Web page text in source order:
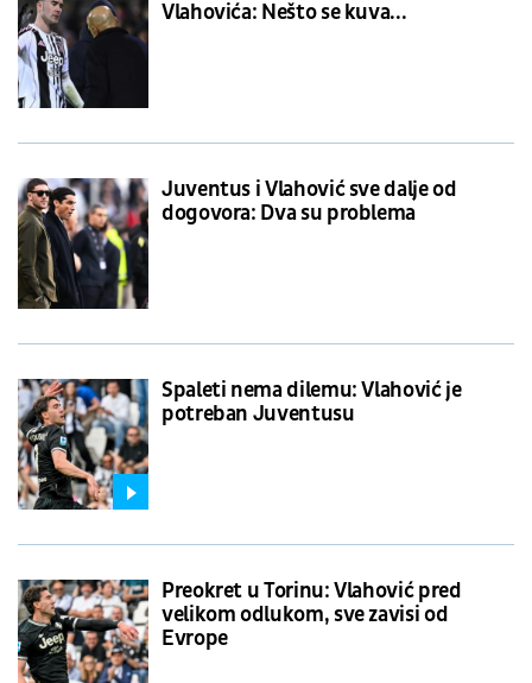
Vlahovića: Nešto se kuva...
Juventus i Vlahović sve dalje od
dogovora: Dva su problema
Spaleti nema dilemu: Vlahović je
potreban Juventusu
Preokret u Torinu: Vlahović pred
velikom odlukom, sve zavisi od
Evrope